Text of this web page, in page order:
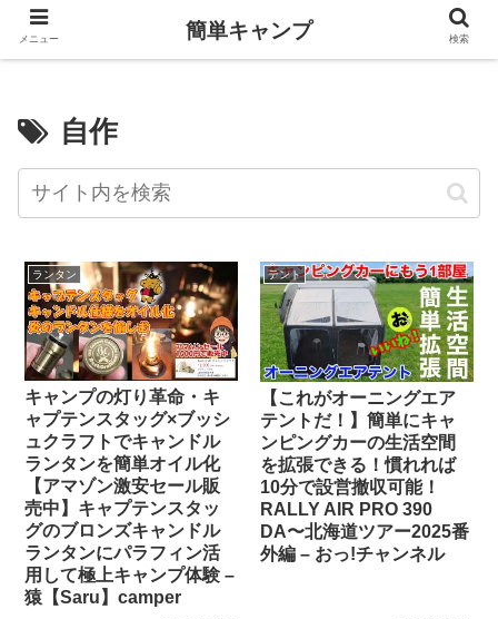
自作
ランタン
キャンプの灯り革命・キ
ャプテンスタッグ×ブッシ
ュクラフトでキャンドル
ランタンを簡単オイル化
【アマゾン激安セール販
売中】キャプテンスタッ
グのブロンズキャンドル
ランタンにパラフィン活
用して極上キャンプ体験 –
猿【Saru】camper
テント
【これがオーニングエア
テントだ！】簡単にキャ
ンピングカーの生活空間
を拡張できる！慣れれば
10分で設営撤収可能！
RALLY AIR PRO 390
DA〜北海道ツアー2025番
外編 – おっ!チャンネル
メニュー 簡単キャンプ 検索